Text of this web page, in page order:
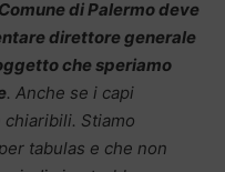
di Palermo deve
direttore generale
che speriamo
. Anche se i capi
chiaribili. Stiamo
tabulas e che non